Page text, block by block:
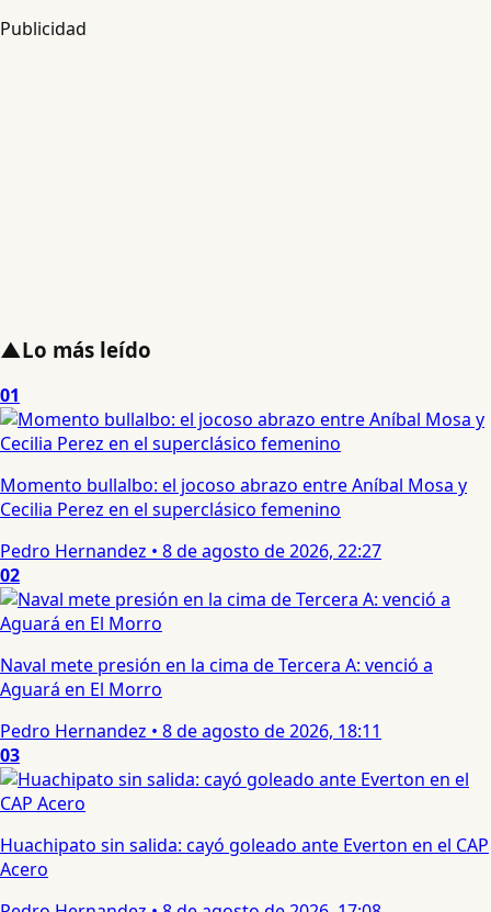
Publicidad
▲Lo más leído
01
Momento bullalbo: el jocoso abrazo entre Aníbal Mosa y
Cecilia Perez en el superclásico femenino
Pedro Hernandez • 8 de agosto de 2026, 22:27
02
Naval mete presión en la cima de Tercera A: venció a
Aguará en El Morro
Pedro Hernandez • 8 de agosto de 2026, 18:11
03
Huachipato sin salida: cayó goleado ante Everton en el CAP
Acero